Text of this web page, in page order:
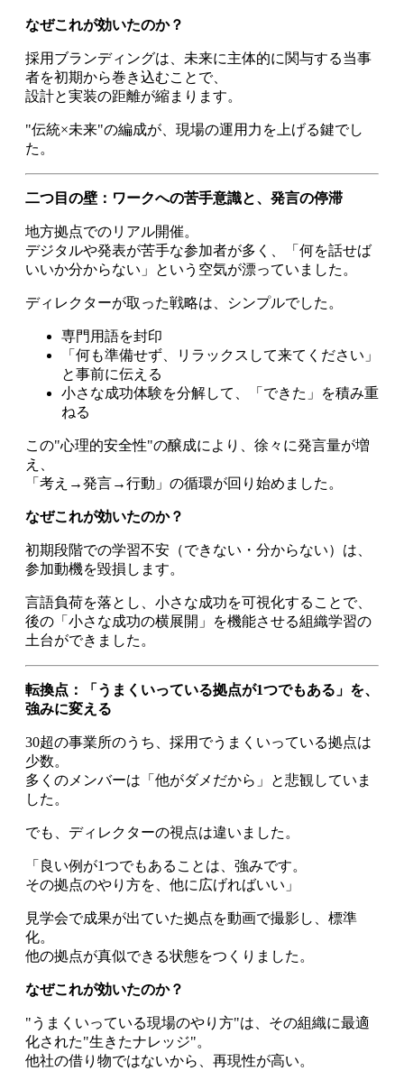
なぜこれが効いたのか？
採用ブランディングは、未来に主体的に関与する当事
者を初期から巻き込むことで、
設計と実装の距離が縮まります。
"伝統×未来"の編成が、現場の運用力を上げる鍵でし
た。
二つ目の壁：ワークへの苦手意識と、発言の停滞
地方拠点でのリアル開催。
デジタルや発表が苦手な参加者が多く、「何を話せば
いいか分からない」という空気が漂っていました。
ディレクターが取った戦略は、シンプルでした。
専門用語を封印
「何も準備せず、リラックスして来てください」
と事前に伝える
小さな成功体験を分解して、「できた」を積み重
ねる
この"心理的安全性"の醸成により、徐々に発言量が増
え、
「考え→発言→行動」の循環が回り始めました。
なぜこれが効いたのか？
初期段階での学習不安（できない・分からない）は、
参加動機を毀損します。
言語負荷を落とし、小さな成功を可視化することで、
後の「小さな成功の横展開」を機能させる組織学習の
土台ができました。
転換点：「うまくいっている拠点が1つでもある」を、
強みに変える
30超の事業所のうち、採用でうまくいっている拠点は
少数。
多くのメンバーは「他がダメだから」と悲観していま
した。
でも、ディレクターの視点は違いました。
「良い例が1つでもあることは、強みです。
その拠点のやり方を、他に広げればいい」
見学会で成果が出ていた拠点を動画で撮影し、標準
化。
他の拠点が真似できる状態をつくりました。
なぜこれが効いたのか？
"うまくいっている現場のやり方"は、その組織に最適
化された"生きたナレッジ"。
他社の借り物ではないから、再現性が高い。